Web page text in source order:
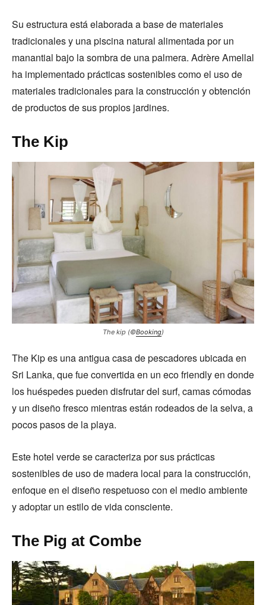
Su estructura está elaborada a base de materiales
tradicionales y una piscina natural alimentada por un
manantial bajo la sombra de una palmera. Adrère Amellal
ha implementado prácticas sostenibles como el uso de
materiales tradicionales para la construcción y obtención
de productos de sus propios jardines.
The Kip
The kip (©Booking)
The Kip es una antigua casa de pescadores ubicada en
Sri Lanka, que fue convertida en un eco friendly en donde
los huéspedes pueden disfrutar del surf, camas cómodas
y un diseño fresco mientras están rodeados de la selva, a
pocos pasos de la playa.
Este hotel verde se caracteriza por sus prácticas
sostenibles de uso de madera local para la construcción,
enfoque en el diseño respetuoso con el medio ambiente
y adoptar un estilo de vida consciente.
The Pig at Combe